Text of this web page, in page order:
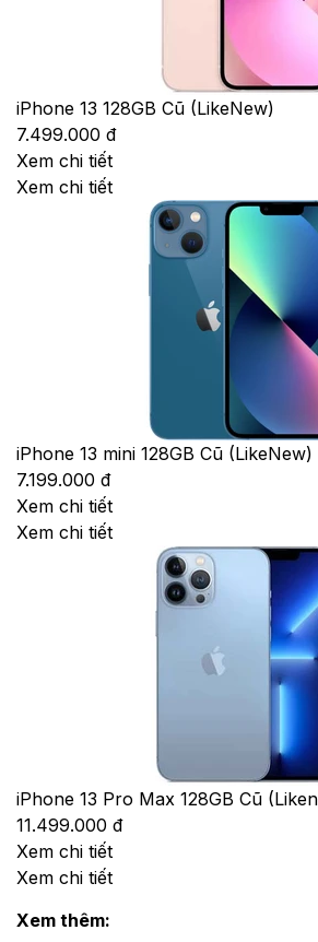
iPhone 13 128GB Cũ (LikeNew)
7.499.000 đ
Xem chi tiết
Xem chi tiết
iPhone 13 mini 128GB Cũ (LikeNew)
7.199.000 đ
Xem chi tiết
Xem chi tiết
iPhone 13 Pro Max 128GB Cũ
11.499.000 đ
Xem chi tiết
Xem chi tiết
Xem thêm: